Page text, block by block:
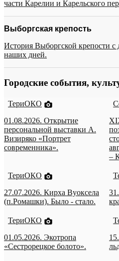
части Карелии и Карельского
Выборгская крепость
История Выборгской крепости
наших дней.
Городские события,
ТериОКО
01.08.2026. Открытие
персональной выставки А.
Визиряко «Портрет
современника».
–
ТериОКО
27.07.2026. Кирха Вуоксела
(п.Ромашки). Было - стало.
ТериОКО
01.05.2026. Экотропа
«Сестрорецкое болото».